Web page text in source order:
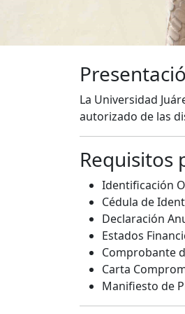
La Universidad
autorizado de las
Requisitos
Identificación
Cédula de
Declaración
Estados
Comprobante
Carta
Manifiesto de